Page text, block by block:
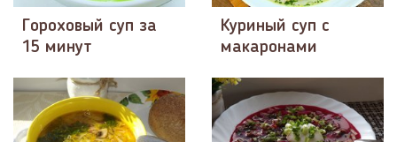
Гороховый суп за
15 минут
Куриный суп c
макаронами